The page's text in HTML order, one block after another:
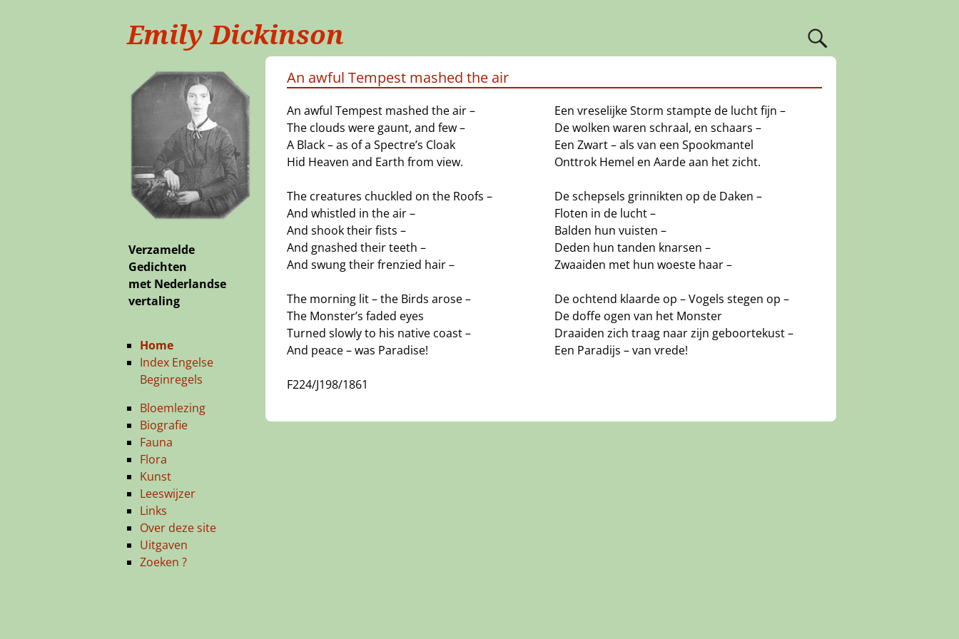
Emily Dickinson
An awful Tempest mashed the air
An awful Tempest mashed the air –
The clouds were gaunt, and few –
A Black – as of a Spectre’s Cloak
Hid Heaven and Earth from view.
The creatures chuckled on the Roofs –
And whistled in the air –
And shook their fists –
And gnashed their teeth –
And swung their frenzied hair –
The morning lit – the Birds arose –
The Monster’s faded eyes
Turned slowly to his native coast –
And peace – was Paradise!
F224/J198/1861
Een vreselijke Storm stampte de lucht fijn –
De wolken waren schraal, en schaars –
Een Zwart – als van een Spookmantel
Onttrok Hemel en Aarde aan het zicht.
De schepsels grinnikten op de Daken –
Floten in de lucht –
Balden hun vuisten –
Deden hun tanden knarsen –
Zwaaiden met hun woeste haar –
De ochtend klaarde op – Vogels stegen op –
De doffe ogen van het Monster
Draaiden zich traag naar zijn geboortekust –
Een Paradijs – van vrede!
Verzamelde
Gedichten
met Nederlandse
vertaling
Home
Index Engelse
Beginregels
Bloemlezing
Biografie
Fauna
Flora
Kunst
Leeswijzer
Links
Over deze site
Uitgaven
Zoeken ?